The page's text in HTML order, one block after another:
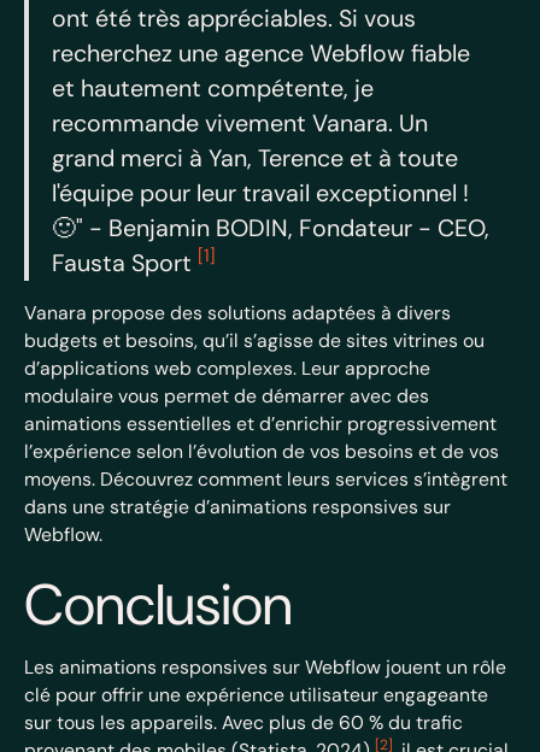
ont été très appréciables. Si vous
recherchez une agence Webflow fiable
et hautement compétente, je
recommande vivement Vanara. Un
grand merci à Yan, Terence et à toute
l'équipe pour leur travail exceptionnel !
🙂" - Benjamin BODIN, Fondateur - CEO,
Fausta Sport [1]
Vanara propose des solutions adaptées à divers
budgets et besoins, qu’il s’agisse de sites vitrines ou
d’applications web complexes. Leur approche
modulaire vous permet de démarrer avec des
animations essentielles et d’enrichir progressivement
l’expérience selon l’évolution de vos besoins et de vos
moyens. Découvrez comment leurs services s’intègrent
dans une stratégie d’animations responsives sur
Webflow.
Conclusion
Les animations responsives sur Webflow jouent un rôle
clé pour offrir une expérience utilisateur engageante
sur tous les appareils. Avec plus de 60 % du trafic
[2]